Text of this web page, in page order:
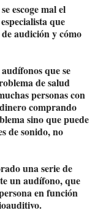
escoge mal el
que
audición y cómo
que se
de salud
personas con
comprando
sino que puede
de sonido, no
una serie de
un audífono, que
en función